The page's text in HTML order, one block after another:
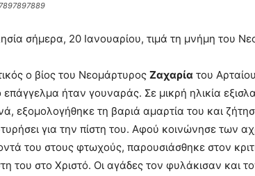
σήμερα, 20 Ιανουαρίου, τιμά τη μνήμη του
ο βίος του Νεομάρτυρος Ζαχαρία του
επάγγελμα ήταν γουναράς. Σε μικρή ηλικία
εξομολογήθηκε τη βαριά αμαρτία του και
για την πίστη του. Αφού κοινώνησε των
του στους φτωχούς, παρουσιάσθηκε στον
του στο Χριστό. Οι αγάδες τον φυλάκισαν και